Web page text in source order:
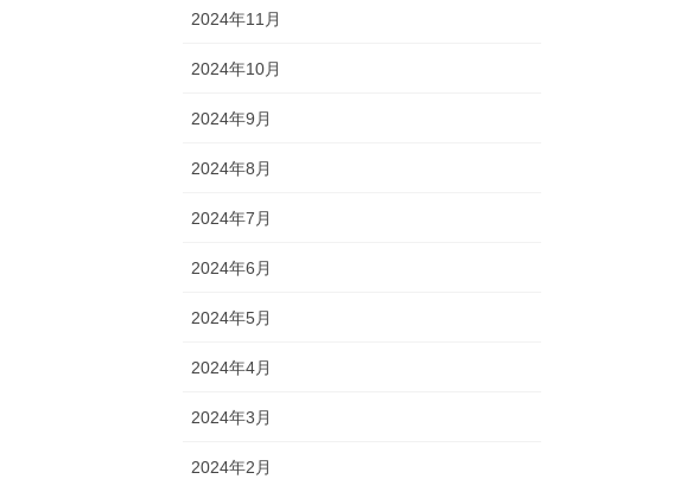
2024年11月
2024年10月
2024年9月
2024年8月
2024年7月
2024年6月
2024年5月
2024年4月
2024年3月
2024年2月